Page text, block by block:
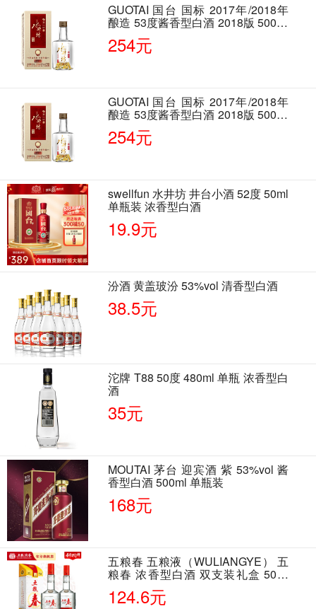
GUOTAI 国台 国标 2017年/2018年
酿造 53度酱香型白酒 2018版 500ml
单瓶装
254元
GUOTAI 国台 国标 2017年/2018年
酿造 53度酱香型白酒 2018版 500ml
单瓶装
254元
swellfun 水井坊 井台小酒 52度 50ml
单瓶装 浓香型白酒
19.9元
汾酒 黄盖玻汾 53%vol 清香型白酒
38.5元
沱牌 T88 50度 480ml 单瓶 浓香型白
酒
35元
MOUTAI 茅台 迎宾酒 紫 53%vol 酱
香型白酒 500ml 单瓶装
168元
五粮春 五粮液（WULIANGYE） 五
粮春 浓香型白酒 双支装礼盒 50度
500ml*2瓶 含酒具
124.6元